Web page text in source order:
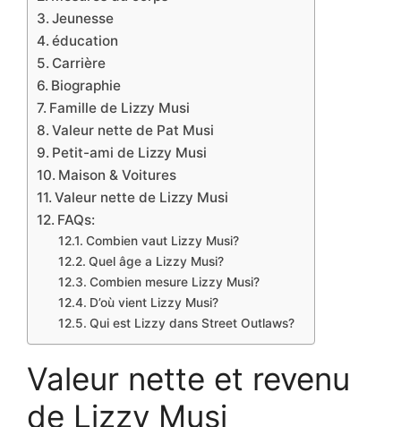
Jeunesse
éducation
Carrière
Biographie
Famille de Lizzy Musi
Valeur nette de Pat Musi
Petit-ami de Lizzy Musi
Maison & Voitures
Valeur nette de Lizzy Musi
FAQs:
Combien vaut Lizzy Musi?
Quel âge a Lizzy Musi?
Combien mesure Lizzy Musi?
D’où vient Lizzy Musi?
Qui est Lizzy dans Street Outlaws?
Valeur nette et revenu
de Lizzy Musi